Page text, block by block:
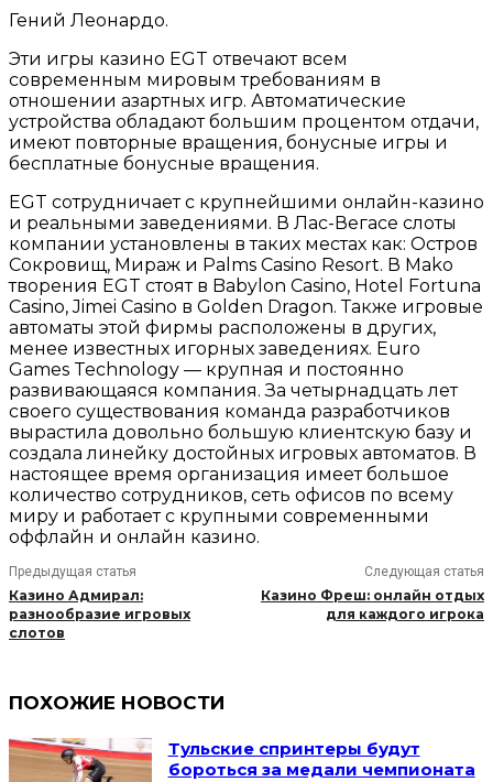
Гений Леонардо.
Эти игры казино EGT отвечают всем
современным мировым требованиям в
отношении азартных игр. Автоматические
устройства обладают большим процентом отдачи,
имеют повторные вращения, бонусные игры и
бесплатные бонусные вращения.
EGT сотрудничает с крупнейшими онлайн-казино
и реальными заведениями. В Лас-Вегасе слоты
компании установлены в таких местах как: Остров
Сокровищ, Мираж и Palms Casino Resort. В Mako
творения EGT стоят в Babylon Casino, Hotel Fortuna
Casino, Jimei Casino в Golden Dragon. Также игровые
автоматы этой фирмы расположены в других,
менее известных игорных заведениях. Euro
Games Technology — крупная и постоянно
развивающаяся компания. За четырнадцать лет
своего существования команда разработчиков
вырастила довольно большую клиентскую базу и
создала линейку достойных игровых автоматов. В
настоящее время организация имеет большое
количество сотрудников, сеть офисов по всему
миру и работает с крупными современными
оффлайн и онлайн казино.
Предыдущая статья
Казино Адмирал:
разнообразие игровых
слотов
Следующая статья
Казино Фреш: онлайн отдых
для каждого игрока
ПОХОЖИЕ НОВОСТИ
Тульские спринтеры будут
бороться за медали чемпионата